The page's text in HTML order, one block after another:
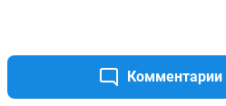
Комментарии